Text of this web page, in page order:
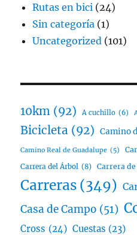
Rutas en bici (24)
Sin categoría (1)
Uncategorized (101)
10km (92) A cuchillo (6)
Bicicleta (92) Camino
Camino Real de Guadalupe (5)
Carrera del Árbol (8) Carrera
Carreras (349)
Casa de Campo (51)
Cross (24) Cuestas (23)